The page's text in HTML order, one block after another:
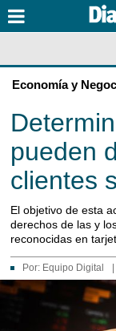
Economía y
pueden
clientes
El objetivo de esta
derechos de las y
reconocidas en
Por: Equipo Digital